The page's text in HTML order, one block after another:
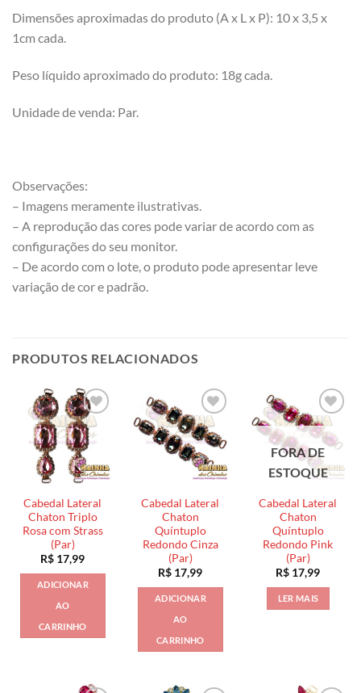
Dimensões aproximadas do produto (A x L x P): 10 x 3,5 x
1cm cada.
Peso líquido aproximado do produto: 18g cada.
Unidade de venda: Par.
Observações:
– Imagens meramente ilustrativas.
– A reprodução das cores pode variar de acordo com as
configurações do seu monitor.
– De acordo com o lote, o produto pode apresentar leve
variação de cor e padrão.
PRODUTOS RELACIONADOS
Cabedal Lateral
Chaton Triplo
Rosa com Strass
(Par)
R$ 17,99
ADICIONAR
AO
CARRINHO
Cabedal Lateral
Chaton
Quíntuplo
Redondo Cinza
(Par)
R$ 17,99
ADICIONAR
AO
CARRINHO
FORA DE
ESTOQUE
Cabedal Lateral
Chaton
Quíntuplo
Redondo Pink
(Par)
R$ 17,99
LER MAIS